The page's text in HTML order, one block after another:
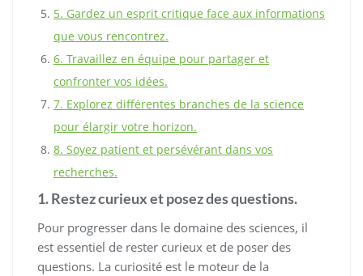
5. Gardez un esprit critique face aux informations
que vous rencontrez.
6. Travaillez en équipe pour partager et
confronter vos idées.
7. Explorez différentes branches de la science
pour élargir votre horizon.
8. Soyez patient et persévérant dans vos
recherches.
1. Restez curieux et posez des questions.
Pour progresser dans le domaine des sciences, il
est essentiel de rester curieux et de poser des
questions. La curiosité est le moteur de la